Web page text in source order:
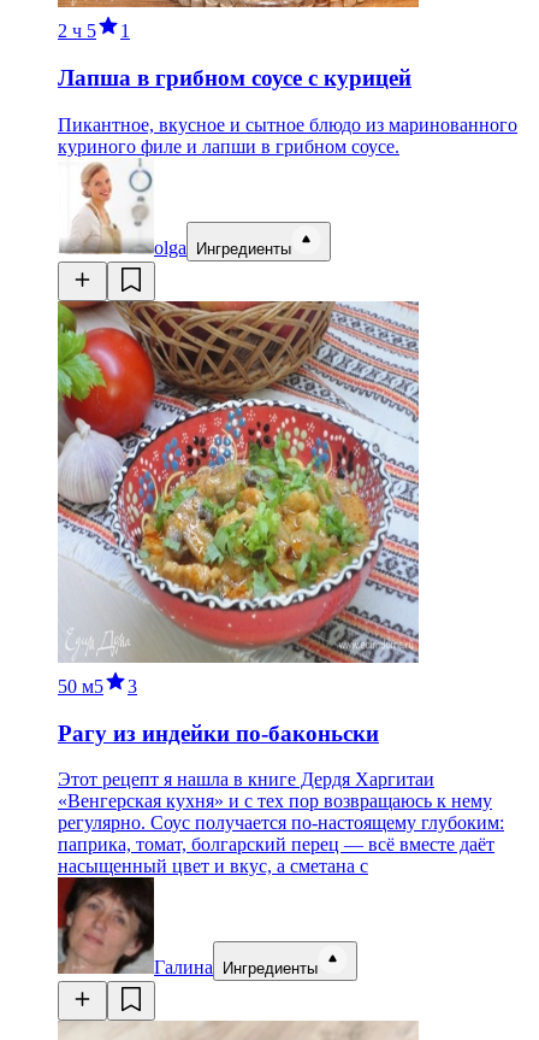
2 ч 5 1
Лапша в грибном соусе с курицей
Пикантное, вкусное и сытное блюдо из маринованного
куриного филе и лапши в грибном соусе.
olga Ингредиенты
50 м5 3
Рагу из индейки по-баконьски
Этот рецепт я нашла в книге Дердя Харгитаи
«Венгерская кухня» и с тех пор возвращаюсь к нему
регулярно. Соус получается по-настоящему глубоким:
паприка, томат, болгарский перец — всё вместе даёт
насыщенный цвет и вкус, а сметана с
Галина Ингредиенты